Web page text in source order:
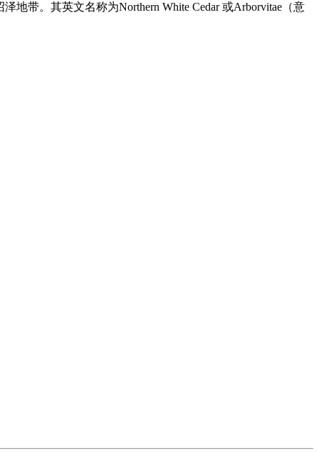
地带。其英文名称为Northern White Cedar 或Arborvitae（意